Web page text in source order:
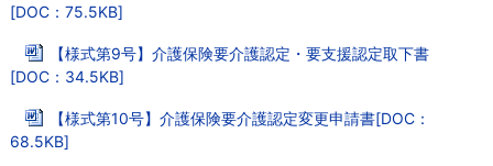
[DOC：75.5KB]
【様式第9号】介護保険要介護認定・要支援認定取下書
[DOC：34.5KB]
【様式第10号】介護保険要介護認定変更申請書[DOC：
68.5KB]